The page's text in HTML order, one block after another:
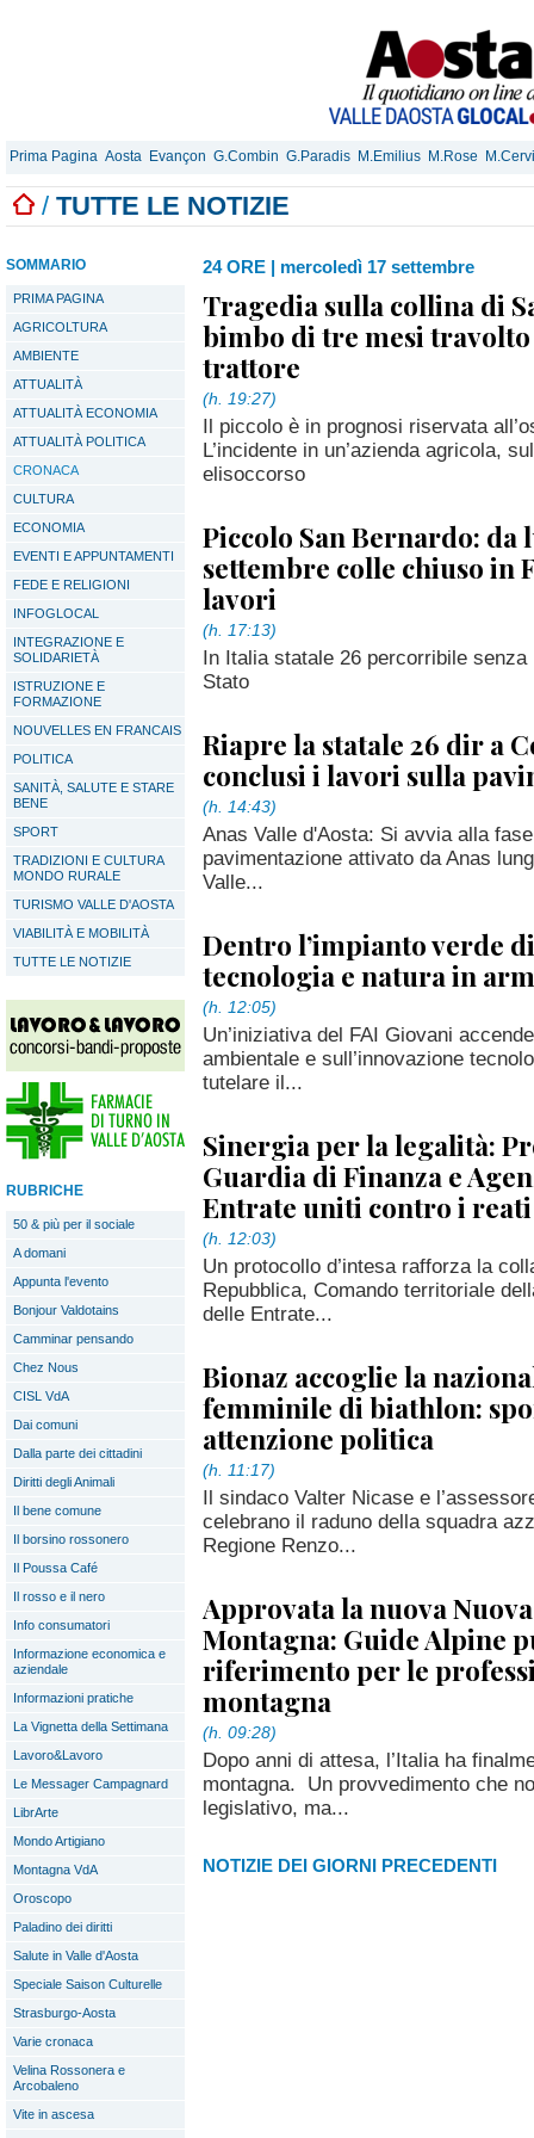
Prima Pagina Aosta Evançon G.Combin G.Paradis M.Emilius M.Rose
/ TUTTE LE NOTIZIE
SOMMARIO
PRIMA PAGINA
AGRICOLTURA
AMBIENTE
ATTUALITÀ
ATTUALITÀ ECONOMIA
ATTUALITÀ POLITICA
CRONACA
CULTURA
ECONOMIA
EVENTI E APPUNTAMENTI
FEDE E RELIGIONI
INFOGLOCAL
INTEGRAZIONE E
SOLIDARIETÀ
ISTRUZIONE E
FORMAZIONE
NOUVELLES EN FRANCAIS
POLITICA
SANITÀ, SALUTE E STARE
BENE
SPORT
TRADIZIONI E CULTURA
MONDO RURALE
TURISMO VALLE D'AOSTA
VIABILITÀ E MOBILITÀ
TUTTE LE NOTIZIE
RUBRICHE
50 & più per il sociale
A domani
Appunta l'evento
Bonjour Valdotains
Camminar pensando
Chez Nous
CISL VdA
Dai comuni
Dalla parte dei cittadini
Diritti degli Animali
Il bene comune
Il borsino rossonero
Il Poussa Café
Il rosso e il nero
Info consumatori
Informazione economica e
aziendale
Informazioni pratiche
La Vignetta della Settimana
Lavoro&Lavoro
Le Messager Campagnard
LibrArte
Mondo Artigiano
Montagna VdA
Oroscopo
Paladino dei diritti
Salute in Valle d'Aosta
Speciale Saison Culturelle
Strasburgo-Aosta
Varie cronaca
Velina Rossonera e
Arcobaleno
Vite in ascesa
24 ORE | mercoledì 17 settembre
Tragedia sulla collina di
bimbo di tre mesi
trattore
(h. 19:27)
Il piccolo è in prognosi riservata
L’incidente in un’azienda agricola,
elisoccorso
Piccolo San Bernardo: da
settembre colle chiuso in
lavori
(h. 17:13)
In Italia statale 26 percorribile
Stato
Riapre la statale 26 dir a
conclusi i lavori sulla
(h. 14:43)
Anas Valle d'Aosta: Si avvia alla
pavimentazione attivato da Anas
Valle...
Dentro l’impianto verde
tecnologia e natura in
(h. 12:05)
Un’iniziativa del FAI Giovani
ambientale e sull’innovazione
tutelare il...
Sinergia per la legalità:
Guardia di Finanza e
Entrate uniti contro i
(h. 12:03)
Un protocollo d’intesa rafforza la
Repubblica, Comando territoriale
delle Entrate...
Bionaz accoglie la
femminile di biathlon:
attenzione politica
(h. 11:17)
Il sindaco Valter Nicase e
celebrano il raduno della squadra
Regione Renzo...
Approvata la nuova
Montagna: Guide Alpine
riferimento per le
montagna
(h. 09:28)
Dopo anni di attesa, l’Italia ha
montagna. Un provvedimento che
legislativo, ma...
NOTIZIE DEI GIORNI PRECEDENTI